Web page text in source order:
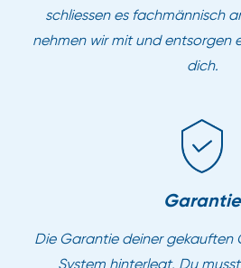
schliessen es fachmännisch
nehmen wir mit und entsorgen
dich.
Garantie
Die Garantie deiner gekauften